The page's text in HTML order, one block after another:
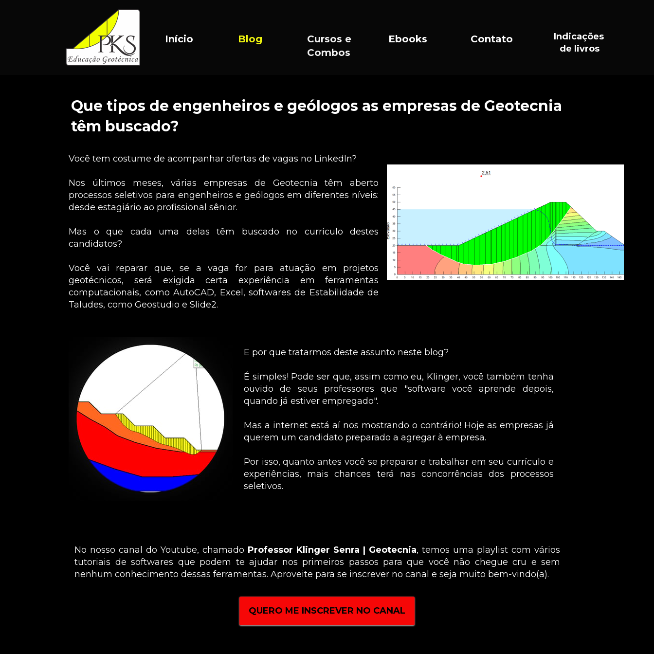
Cursos e
Combos
Ebooks Contato
Início Blog
Indicações
de livros
Que tipos de engenheiros e geólogos as empresas de Geotecnia
têm buscado?
Você tem costume de acompanhar ofertas de vagas no LinkedIn?
Nos últimos meses, várias empresas de Geotecnia têm aberto
processos seletivos para engenheiros e geólogos em diferentes níveis:
desde estagiário ao profissional sênior.
Mas o que cada uma delas têm buscado no currículo destes
candidatos?
Você vai reparar que, se a vaga for para atuação em projetos
geotécnicos, será exigida certa experiência em ferramentas
computacionais, como AutoCAD, Excel, softwares de Estabilidade de
Taludes, como Geostudio e Slide2.
E por que tratarmos deste assunto neste blog?
É simples! Pode ser que, assim como eu, Klinger, você também tenha
ouvido de seus professores que "software você aprende depois,
quando já estiver empregado".
Mas a internet está aí nos mostrando o contrário! Hoje as empresas já
querem um candidato preparado a agregar à empresa.
Por isso, quanto antes você se preparar e trabalhar em seu currículo e
experiências, mais chances terá nas concorrências dos processos
seletivos.
No nosso canal do Youtube, chamado Professor Klinger Senra | Geotecnia, temos uma playlist com vários
tutoriais de softwares que podem te ajudar nos primeiros passos para que você não chegue cru e sem
nenhum conhecimento dessas ferramentas. Aproveite para se inscrever no canal e seja muito bem-vindo(a).
QUERO ME INSCREVER NO CANAL